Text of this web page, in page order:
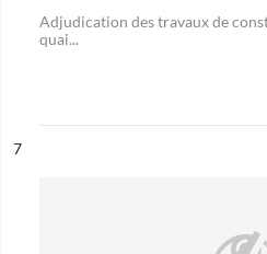
Adjudication des travaux de
quai...
n°
7